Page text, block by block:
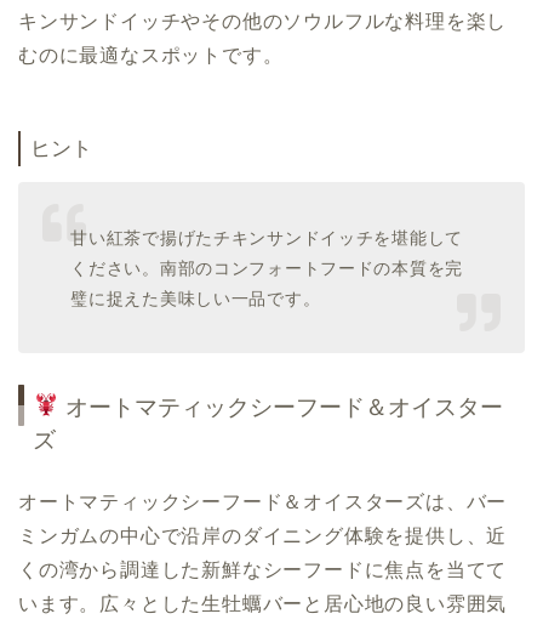
キンサンドイッチやその他のソウルフルな料理を楽し
むのに最適なスポットです。
ヒント
甘い紅茶で揚げたチキンサンドイッチを堪能して
ください。南部のコンフォートフードの本質を完
璧に捉えた美味しい一品です。
オートマティックシーフード＆オイスター
ズ
オートマティックシーフード＆オイスターズは、バー
ミンガムの中心で沿岸のダイニング体験を提供し、近
くの湾から調達した新鮮なシーフードに焦点を当てて
います。広々とした生牡蠣バーと居心地の良い雰囲気